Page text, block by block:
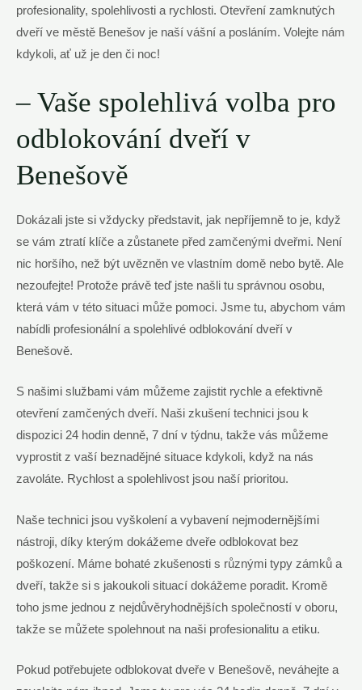
profesionality, spolehlivosti a rychlosti. Otevření zamknutých
dveří ve městě Benešov je naší vášní a posláním. Volejte nám
kdykoli, ať už je den či noc!
– Vaše spolehlivá volba pro
odblokování dveří v
Benešově
Dokázali jste si vždycky představit, jak nepříjemně to je, když
se vám ztratí klíče a zůstanete před zamčenými dveřmi. Není
nic horšího, než být uvězněn ve vlastním domě nebo bytě. Ale
nezoufejte! Protože právě teď jste našli tu správnou osobu,
která vám v této situaci může pomoci. Jsme tu, abychom vám
nabídli profesionální a spolehlivé odblokování dveří v
Benešově.
S našimi službami vám můžeme zajistit rychle a efektivně
otevření zamčených dveří. Naši zkušení technici jsou k
dispozici 24 hodin denně, 7 dní v týdnu, takže vás můžeme
vyprostit z vaší beznadějné situace kdykoli, když na nás
zavoláte. Rychlost a spolehlivost jsou naší prioritou.
Naše technici jsou vyškolení a vybavení nejmodernějšími
nástroji, díky kterým dokážeme dveře odblokovat bez
poškození. Máme bohaté zkušenosti s různými typy zámků a
dveří, takže si s jakoukoli situací dokážeme poradit. Kromě
toho jsme jednou z nejdůvěryhodnějších společností v oboru,
takže se můžete spolehnout na naši profesionalitu a etiku.
Pokud potřebujete odblokovat dveře v Benešově, neváhejte a